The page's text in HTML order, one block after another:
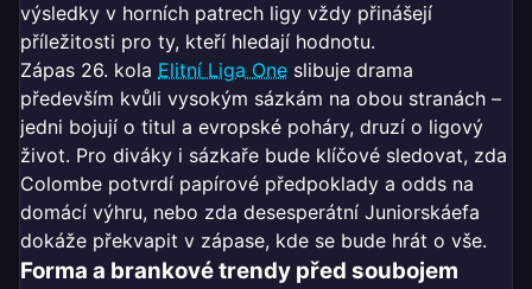
výsledky v horních patrech ligy vždy přinášejí
příležitosti pro ty, kteří hledají hodnotu.
Zápas 26. kola Elitní Liga One slibuje drama
především kvůli vysokým sázkám na obou stranách –
jedni bojují o titul a evropské poháry, druzí o ligový
život. Pro diváky i sázkaře bude klíčové sledovat, zda
Colombe potvrdí papírové předpoklady a odds na
domácí výhru, nebo zda desesperátní Juniorskáefa
dokáže překvapit v zápase, kde se bude hrát o vše.
Forma a brankové trendy před soubojem